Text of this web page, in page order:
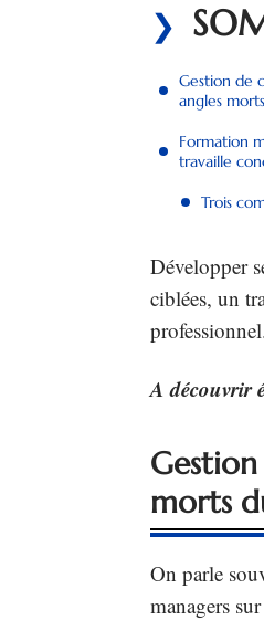
Gestion de
angles
Formation
travaille
Trois
Développer
ciblées, un
A découvrir
morts
On parle
managers